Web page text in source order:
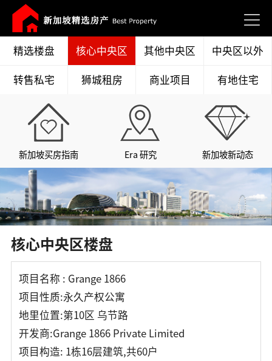
精选楼盘 核心中央区 其他中央区
中央区以外
转售私宅
狮城租房 商业项目 有地住宅
新加坡买房指南 Era 研究 新加坡新动态
核心中央区楼盘
项目名称 : Grange 1866
项目性质:永久产权公寓
地里位置:第10区 乌节路
开发商:Grange 1866 Private Limited
项目构造: 1栋16层建筑,共60户